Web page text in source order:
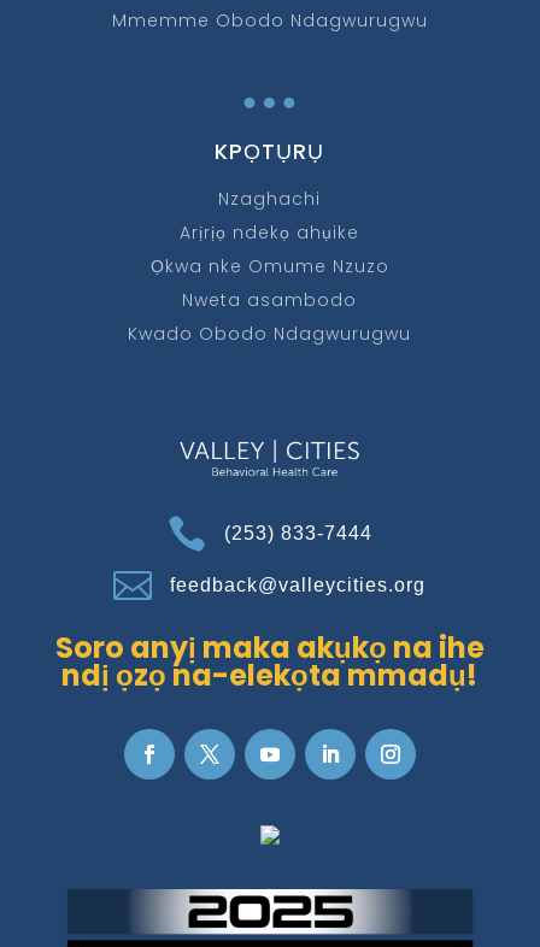
Mmemme Obodo Ndagwurugwu
…
KPỌTỤRỤ
Nzaghachi
Arịrịọ ndekọ ahụike
Ọkwa nke Omume Nzuzo
Nweta asambodo
Kwado Obodo Ndagwurugwu
 (253) 833-7444
 feedback@valleycities.org
Soro anyị maka akụkọ na ihe
ndị ọzọ na-elekọta mmadụ!